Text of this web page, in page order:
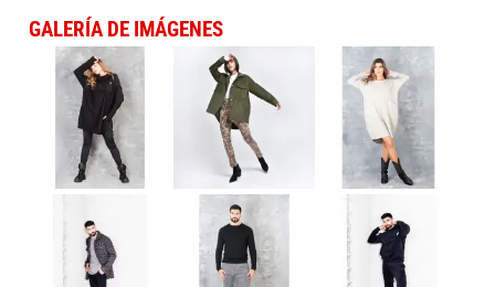
GALERÍA DE IMÁGENES